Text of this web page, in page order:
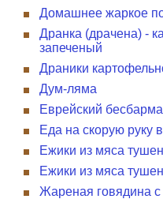
Домашнее жаркое
Дранка (драчена) -
запеченый
Драники
Дум-ляма
Еврейский
Еда на скорую руку
Ежики из мяса
Ежики из мяса
Жареная говядина